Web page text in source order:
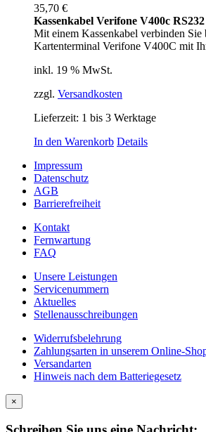
35,70 €
Kassenkabel Verifone V400c
Mit einem Kassenkabel verbinden Sie
Kartenterminal Verifone V400C mit
inkl. 19 % MwSt.
zzgl. Versandkosten
Lieferzeit: 1 bis 3 Werktage
In den Warenkorb Details
Impressum
Datenschutz
AGB
Barrierefreiheit
Kontakt
Fernwartung
FAQ
Unsere Leistungen
Servicenummern
Aktuelles
Stellenausschreibungen
Widerrufsbelehrung
Zahlungsarten in unserem Online-
Versandarten
Hinweis nach dem Batteriegesetz
×